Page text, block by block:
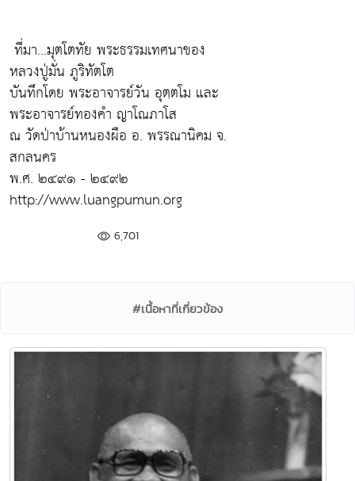
ที่มา...มุตโตทัย พระธรรมเทศนาของ
หลวงปู่มั่น ภูริทัตโต
บันทึกโดย พระอาจารย์วัน อุตฺตโม และ
พระอาจารย์ทองคำ ญาโณภาโส
ณ วัดป่าบ้านหนองผือ อ. พรรณานิคม จ.
สกลนคร
พ.ศ. ๒๔๙๑ - ๒๔๙๒
http://www.luangpumun.org
6,701
#เนื้อหาที่เกี่ยวข้อง